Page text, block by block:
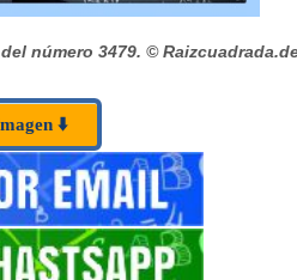
número 3479. ©
⬇️